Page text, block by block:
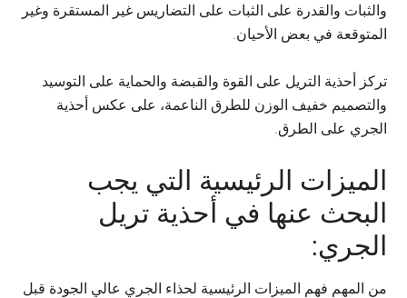
والثبات والقدرة على الثبات على التضاريس غير المستقرة وغير
المتوقعة في بعض الأحيان.
تركز أحذية التريل على القوة والقبضة والحماية على التوسيد
والتصميم خفيف الوزن للطرق الناعمة، على عكس أحذية
الجري على الطرق.
الميزات الرئيسية التي يجب
البحث عنها في أحذية تريل
الجري:
من المهم فهم الميزات الرئيسية لحذاء الجري عالي الجودة قبل